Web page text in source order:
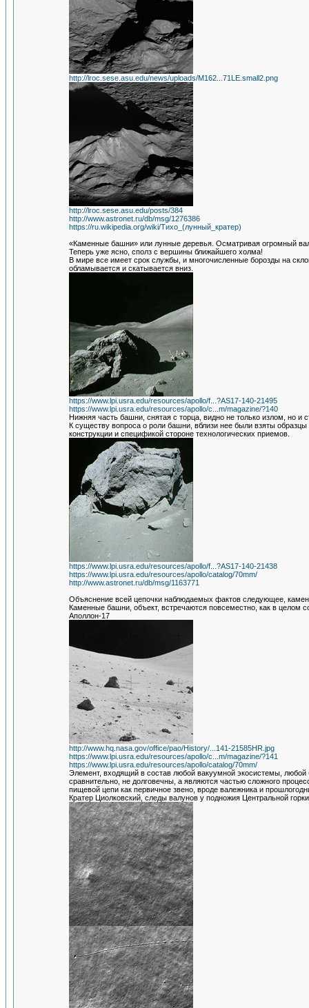
http://lroc.sese.asu.edu/news/uploads/M162...71LE.small2.png
http://lroc.sese.asu.edu/posts/384
http://www.astronet.ru/db/msg/1276386
https://ru.wikipedia.org/wiki/Тихо_(лунный_кратер)
«Каменные башни» или лунные деревья. Осматривая огромный
Теперь уже ясно, сполз с вершины ближайшего холма!
В мире все имеет срок службы, и многочисленные борозды на
обламывается и скатывается вниз.
https://www.lpi.usra.edu/resources/apollo/f...?AS17-140-21495
https://www.lpi.usra.edu/resources/apollo/c...m/magazine/?140
Нижняя часть башни, снятая с торца, видно не только излом, но
К существу вопроса о роли башни, вблизи нее были взяты
конструкции и спецификой стороне технологических приемов.
https://www.lpi.usra.edu/resources/apollo/f...?AS17-140-21438
https://www.lpi.usra.edu/resources/apollo/catalog/70mm/
http://www.astronet.ru/db/msg/1163771
Объяснение всей цепочки наблюдаемых фактов следующее,
Каменные башни, объект, встречаются повсеместно, как в целом
Аполлон-17
http://www.hq.nasa.gov/office/pao/History/...141-21585HR.jpg
https://www.lpi.usra.edu/resources/apollo/c...m/magazine/?141
https://www.lpi.usra.edu/resources/apollo/catalog/70mm/
Элемент, входящий в состав любой вакуумной экосистемы,
сравнительно, не долговечны, а являются частью сложного
пищевой цепи как первичное звено, вроде валежника и
Кратер Циолковский, следы валунов у подножия Центральной горки